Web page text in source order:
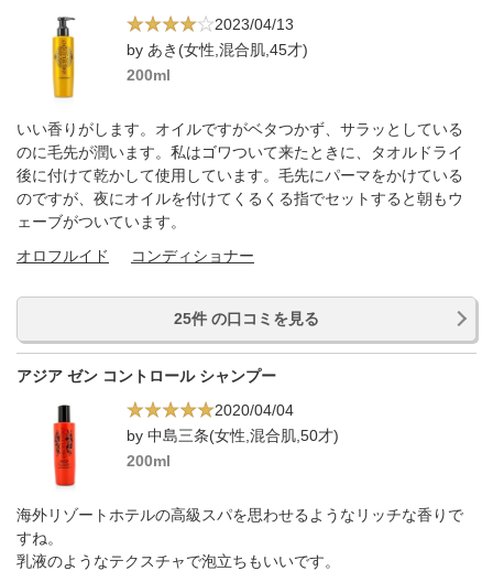
2023/04/13
by あき(女性,混合肌,45才)
200ml
いい香りがします。オイルですがベタつかず、サラッとしている
のに毛先が潤います。私はゴワついて来たときに、タオルドライ
後に付けて乾かして使用しています。毛先にパーマをかけている
のですが、夜にオイルを付けてくるくる指でセットすると朝もウ
ェーブがついています。
オロフルイド
コンディショナー
25件 の口コミを見る
アジア ゼン コントロール シャンプー
2020/04/04
by 中島三条(女性,混合肌,50才)
200ml
海外リゾートホテルの高級スパを思わせるようなリッチな香りで
すね。
乳液のようなテクスチャで泡立ちもいいです。